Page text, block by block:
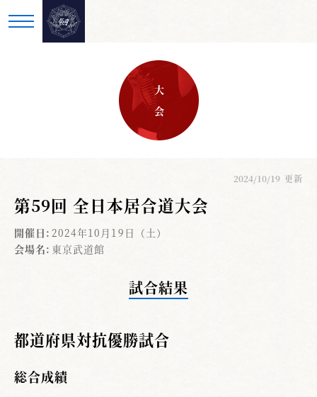
大 会
2024/10/19 更新
第59回 全日本居合道大会
開催日: 2024年10月19日（土）
会場名: 東京武道館
試合結果
都道府県対抗優勝試合
総合成績